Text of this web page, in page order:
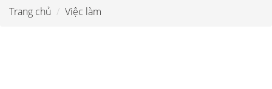
Trang chủ Việc làm